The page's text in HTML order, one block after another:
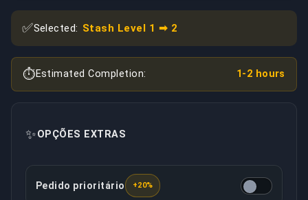
✅Selected: Stash Level 1 ➡ 2
⏱️Estimated Completion: 1-2 hours
✨OPÇÕES EXTRAS
Esta opção garante que seu pedido será tratado
Pedido prioritário +20%